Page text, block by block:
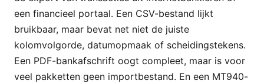
een financieel portaal. Een CSV-bestand lijkt
bruikbaar, maar bevat net niet de juiste
kolomvolgorde, datumopmaak of scheidingstekens.
Een PDF-bankafschrift oogt compleet, maar is voor
veel pakketten geen importbestand. En een MT940-